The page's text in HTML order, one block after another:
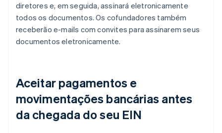
diretores e, em seguida, assinará eletronicamente
todos os documentos. Os cofundadores também
receberão e-mails com convites para assinarem seus
documentos eletronicamente.
Aceitar pagamentos e
movimentações bancárias antes
da chegada do seu EIN